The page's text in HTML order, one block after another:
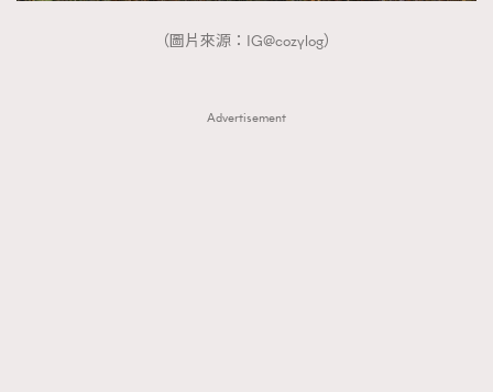
（圖片來源：IG@cozylog）
Advertisement